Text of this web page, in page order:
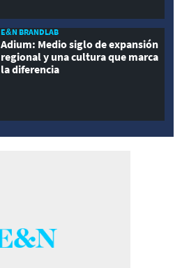
E&N BRANDLAB
Adium: Medio siglo de expansión
regional y una cultura que marca
la diferencia